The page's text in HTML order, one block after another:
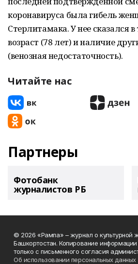
коронавируса была гибель
Стерлитамака. У нее сказался
возраст (78 лет) и наличие
(венозная недостаточность).
Читайте нас
Партнеры
Фотобанк
журналистов РБ
© 2026 «Рампа» – журнал о культурной
Башкортостан. Копирование
только с письменного согласия
Об использовании персональных данных